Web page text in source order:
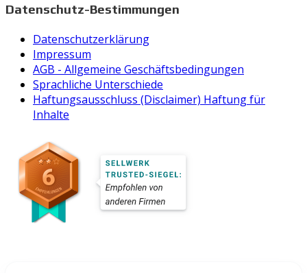
Datenschutz-Bestimmungen
Datenschutzerklärung
Impressum
AGB - Allgemeine Geschäftsbedingungen
Sprachliche Unterschiede
Haftungsausschluss (Disclaimer) Haftung für
Inhalte